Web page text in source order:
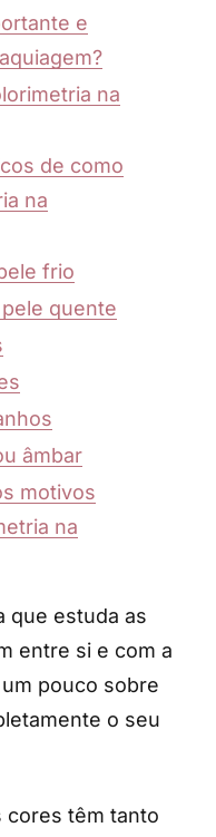
e
na
de como
na
frio
quente
âmbar
motivos
na
que estuda as
entre si e com a
pouco sobre
o seu
cores têm tanto